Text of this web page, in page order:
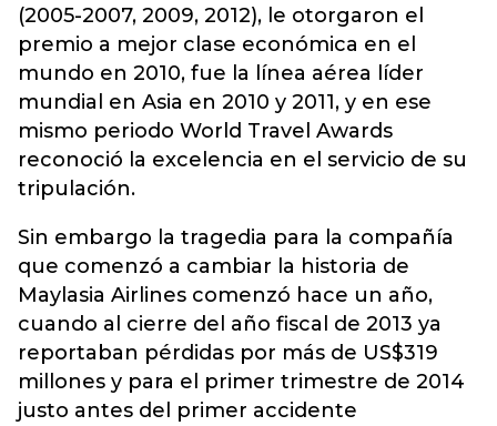
(2005-2007, 2009, 2012), le otorgaron el
premio a mejor clase económica en el
mundo en 2010, fue la línea aérea líder
mundial en Asia en 2010 y 2011, y en ese
mismo periodo World Travel Awards
reconoció la excelencia en el servicio de su
tripulación.
Sin embargo la tragedia para la compañía
que comenzó a cambiar la historia de
Maylasia Airlines comenzó hace un año,
cuando al cierre del año fiscal de 2013 ya
reportaban pérdidas por más de US$319
millones y para el primer trimestre de 2014
justo antes del primer accidente